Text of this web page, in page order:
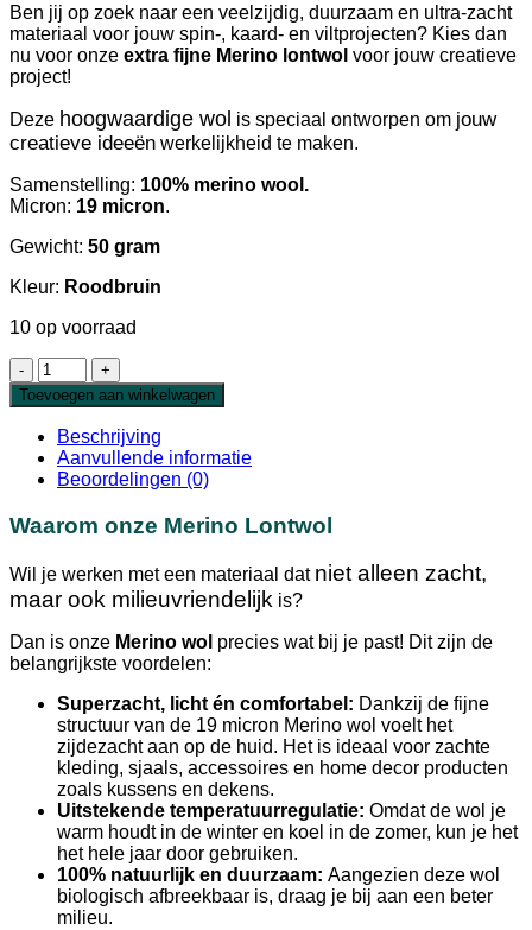
Ben jij op zoek naar een veelzijdig, duurzaam en ultra-zacht
materiaal voor jouw spin-, kaard- en viltprojecten? Kies dan
nu voor onze extra fijne Merino lontwol voor jouw creatieve
project!
Deze hoogwaardige wol is speciaal ontworpen om jouw
creatieve ideeën werkelijkheid te maken.
Samenstelling: 100% merino wool.
Micron: 19 micron.
Gewicht: 50 gram
Kleur: Roodbruin
10 op voorraad
Extra
Fijne
Merino
Lontwol
Roodbruin
19
micron
Toevoegen aan winkelwagen
Beschrijving
Aanvullende informatie
Beoordelingen (0)
Waarom onze Merino Lontwol
Wil je werken met een materiaal dat niet alleen zacht,
maar ook milieuvriendelijk is?
Dan is onze Merino wol precies wat bij je past! Dit zijn de
belangrijkste voordelen:
Superzacht, licht én comfortabel: Dankzij de fijne
structuur van de 19 micron Merino wol voelt het
zijdezacht aan op de huid. Het is ideaal voor zachte
kleding, sjaals, accessoires en home decor producten
zoals kussens en dekens.
Uitstekende temperatuurregulatie: Omdat de wol je
warm houdt in de winter en koel in de zomer, kun je het
het hele jaar door gebruiken.
100% natuurlijk en duurzaam: Aangezien deze wol
biologisch afbreekbaar is, draag je bij aan een beter
milieu.